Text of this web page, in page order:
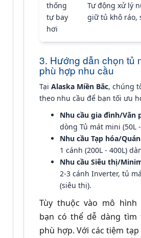
thống
tự bay
hơi
Tự động xử lý
giữ tủ khô ráo,
3. Hướng dẫn chọn tủ
phù hợp nhu cầu
Tại Alaska Miền Bắc, chúng
theo nhu cầu để bạn tối ưu
Nhu cầu gia đình/Văn
dòng Tủ mát mini (50L
Nhu cầu Tạp hóa/
1 cánh (200L - 400L)
Nhu cầu Siêu thị/
2-3 cánh Inverter, tủ
(siêu thị).
Tùy thuộc vào mô hình
bạn có thể dễ dàng tìm
phù hợp. Với các tiệm